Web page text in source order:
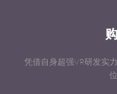
凭借自身超强VR研发实